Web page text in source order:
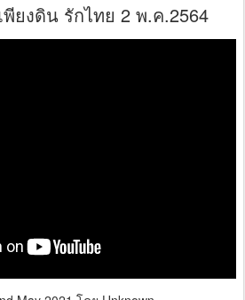
ยงดิน รักไทย 2 พ.ค.​2564